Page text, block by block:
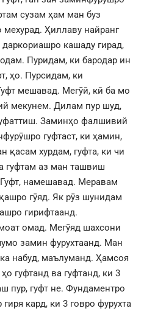
сузам ҳам ман буз
мехурад. Ҳиллаву найранг
кашаду гирад,
Пуридам, ки бародар ин
ҳо. Пурсидам, ки
мешавад. Мегӯӣ, кӣ ба мо
мекунем. Дилам пур шуд,
Заминҳо фалшивий
гуфтаст, ки ҳамин,
қасам хурдам, гуфта, ки чи
гуфтам аз ман ташвиш
намешавад. Меравам
гӯяд. Як рӯз шунидам
гирифтаанд.
омад. Мегӯяд шахсони
замин фурухтаанд. Ман
набуд, маълуманд. Ҳамсоя
гуфтанд ва гуфтанд, ки 3
пур, гуфт не. Фундаментро
кард, ки 3 говро фурухта